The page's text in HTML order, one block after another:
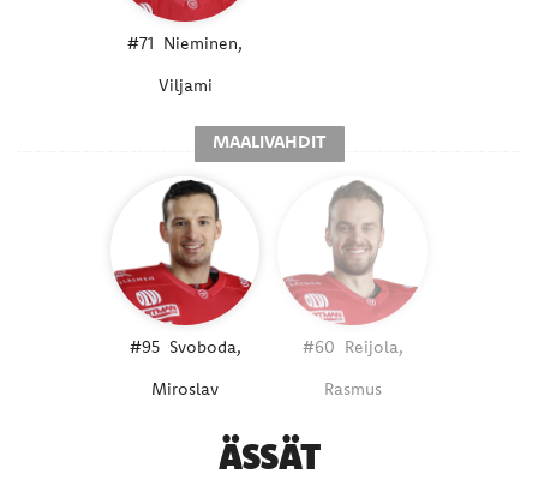
#71 Nieminen,
Viljami
MAALIVAHDIT
#95 Svoboda,
Miroslav
#60 Reijola,
Rasmus
ÄSSÄT